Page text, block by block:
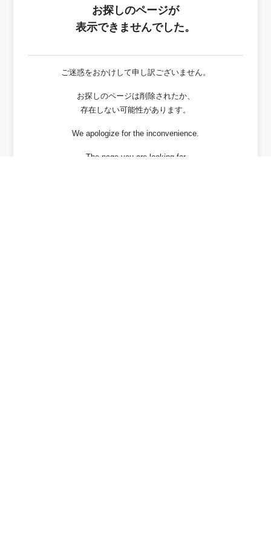
お探しのページが
表示できませんでした。
ご迷惑をおかけして申し訳ございません。
お探しのページは削除されたか、
存在しない可能性があります。
We apologize for the inconvenience.
The page you are looking for